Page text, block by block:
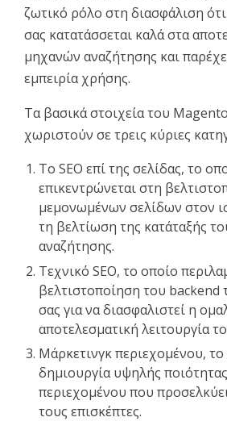
ζωτικό ρόλο στη διασφάλιση
σας κατατάσσεται καλά στα
μηχανών αναζήτησης και
εμπειρία χρήσης.
Τα βασικά στοιχεία του
χωριστούν σε τρεις κύριες
Το SEO επί της σελίδας, το
επικεντρώνεται στη
μεμονωμένων σελίδων στον
τη βελτίωση της κατάταξής
αναζήτησης.
Τεχνικό SEO, το οποίο
βελτιστοποίηση του backend
σας για να διασφαλιστεί η
αποτελεσματική λειτουργία
Μάρκετινγκ περιεχομένου,
δημιουργία υψηλής
περιεχομένου που
τους επισκέπτες.